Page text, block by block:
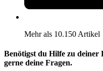
Mehr als 10.150 Artikel
Benötigst du Hilfe zu deiner
gerne deine Fragen.